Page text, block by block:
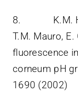
8. K.M.
T.M. Mauro,
fluorescence
corneum pH
1690 (2002)